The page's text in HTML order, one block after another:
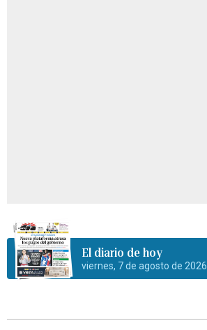
El diario de hoy
viernes, 7 de agosto de 2026